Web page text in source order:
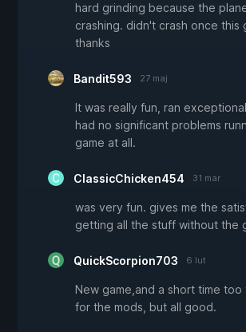
hard grinding because the
crashing. didn't crash once this
thanks
Bandit593 27 maj
It was really fun, ran
had no significant problems
game at all.
ClassicChicken454 31 mar
was very fun. gives me the
getting all the stuff without the
QuickScorpion703 6 lut
New game,and a short time too
for the mods, but all good.